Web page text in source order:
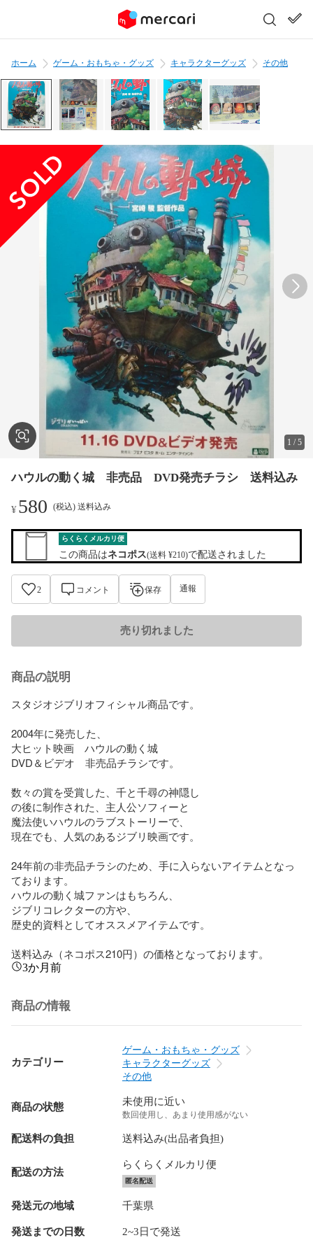
ホーム ゲーム・おもちゃ・グッズ キャラクターグッズ その他
1 /5
ハウルの動く城 非売品 DVD発売チラシ 送料込み
¥580 (税込) 送料込み
らくらくメルカリ便
この商品はネコポス(送料 ¥210)で配送されました
2 コメント 保存 通報
売り切れました
商品の説明
スタジオジブリオフィシャル商品です。
2004年に発売した、
大ヒット映画　ハウルの動く城
DVD＆ビデオ　非売品チラシです。
数々の賞を受賞した、千と千尋の神隠し
の後に制作された、主人公ソフィーと
魔法使いハウルのラブストーリーで、
現在でも、人気のあるジブリ映画です。
24年前の非売品チラシのため、手に入らないアイテムとなっ
ております。
ハウルの動く城ファンはもちろん、
ジブリコレクターの方や、
歴史的資料としてオススメアイテムです。
送料込み（ネコポス210円）の価格となっております。
3か月前
商品の情報
カテゴリー
ゲーム・おもちゃ・グッズ
キャラクターグッズ
その他
商品の状態 未使用に近い
数回使用し、あまり使用感がない
配送料の負担 送料込み(出品者負担)
配送の方法
らくらくメルカリ便
匿名配送
発送元の地域 千葉県
発送までの日数 2~3日で発送